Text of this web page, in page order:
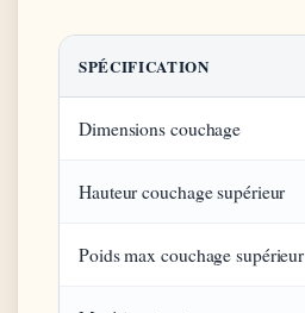
SPÉCIFICATION
Dimensions couchage
Hauteur couchage supérieur
Poids max couchage supérieur